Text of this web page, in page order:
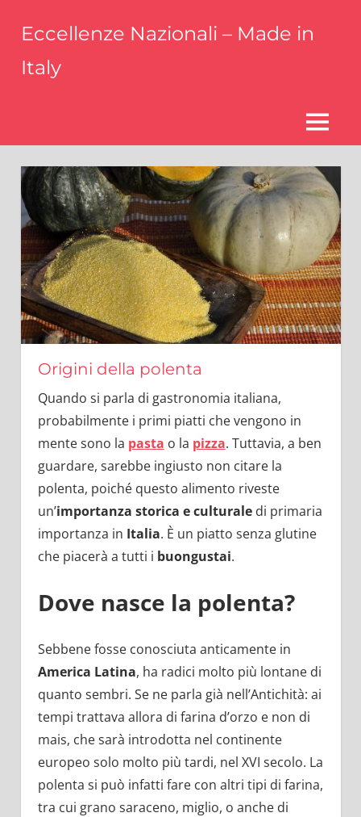
content
Eccellenze Nazionali – Made in
Italy
italiane
MENU
Origini della polenta
Quando si parla di gastronomia italiana,
probabilmente i primi piatti che vengono in
mente sono la pasta o la pizza. Tuttavia, a ben
guardare, sarebbe ingiusto non citare la
polenta, poiché questo alimento riveste
un’importanza storica e culturaledi primaria
importanza in Italia. È un piatto senza glutine
che piacerà a tutti i buongustai.
Dove nasce la polenta?
Sebbene fosse conosciuta anticamente in
America Latina, ha radici molto più lontane di
quanto sembri. Se ne parla già nell’Antichità: ai
tempi trattava allora di farina d’orzo e non di
mais, che sarà introdotta nel continente
europeo solo molto più tardi, nel XVI secolo. La
polenta si può infatti fare con altri tipi di farina,
tra cui grano saraceno, miglio, o anche di